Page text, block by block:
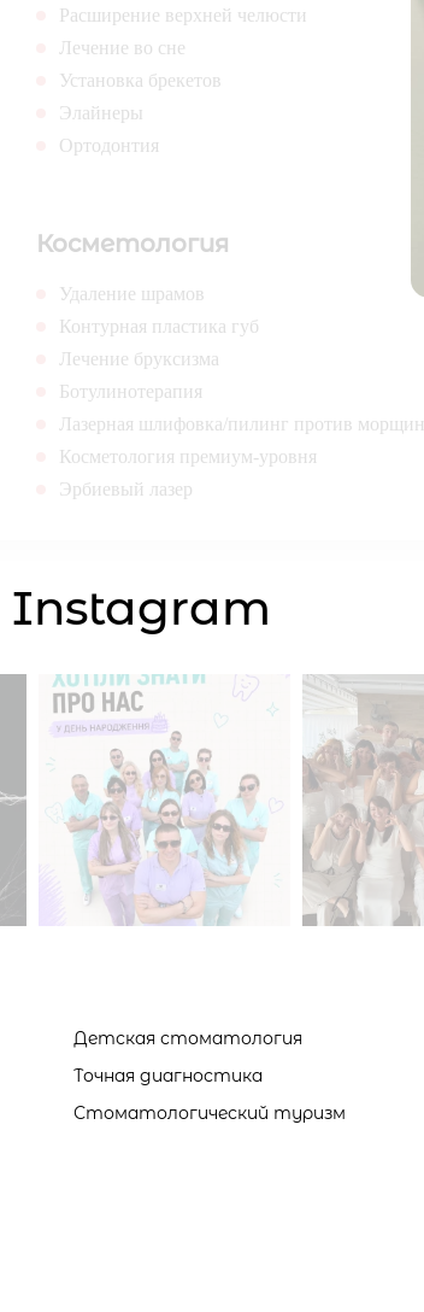
Расширение верхней челюсти
Лечение во сне
Установка брекетов
Элайнеры
Ортодонтия
Косметология
Удаление шрамов
Контурная пластика губ
Лечение бруксизма
Ботулинотерапия
Лазерная шлифовка/пилинг против морщин
Косметология премиум-уровня
Эрбиевый лазер
Детская стоматология
Точная диагностика
Стоматологический туризм